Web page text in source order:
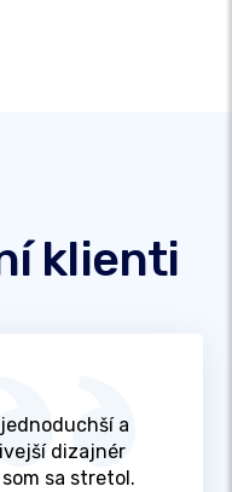
klienti
a
dizajnér
sa stretol.